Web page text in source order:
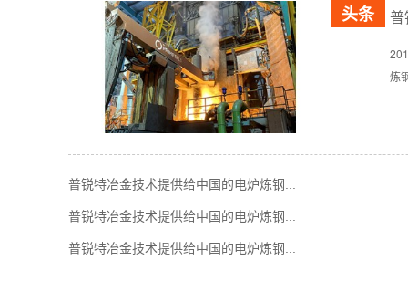
普
炼
普锐特冶金技术提供给中国的电炉炼钢...
普锐特冶金技术提供给中国的电炉炼钢...
普锐特冶金技术提供给中国的电炉炼钢...